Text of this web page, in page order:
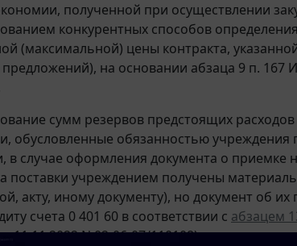
полученной при осуществлении
конкурентных способов
(максимальной) цены контракта,
на основании абзаца 9 п. 167
сумм резервов предстоящих
обусловленные обязанностью учреждения
в случае оформления документа о приемке
поставки учреждением получены
акту, иному документу), но документ об
счета 0 401 60 в соответствии с абзацем
11.11.2022 N 02-06-07/110108).